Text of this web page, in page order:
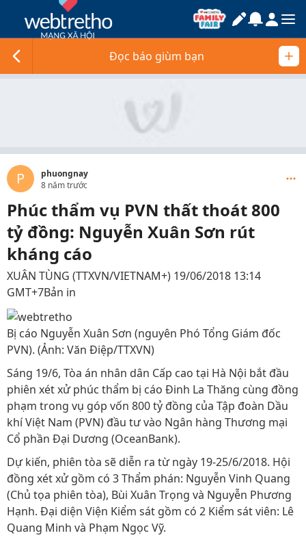
Đọc báo giùm bạn
P
phuongnay
8 năm trước
Phúc thẩm vụ PVN thất thoát 800
tỷ đồng: Nguyễn Xuân Sơn rút
kháng cáo
XUÂN TÙNG (TTXVN/VIETNAM+) 19/06/2018 13:14
GMT+7Bản in
Bị cáo Nguyễn Xuân Sơn (nguyên Phó Tổng Giám đốc
PVN). (Ảnh: Văn Điệp/TTXVN)
Sáng 19/6, Tòa án nhân dân Cấp cao tại Hà Nội bắt đầu
phiên xét xử phúc thẩm bị cáo Đinh La Thăng cùng đồng
phạm trong vụ góp vốn 800 tỷ đồng của Tập đoàn Dầu
khí Việt Nam (PVN) đầu tư vào Ngân hàng Thương mại
Cổ phần Đại Dương (OceanBank).
Dự kiến, phiên tòa sẽ diễn ra từ ngày 19-25/6/2018. Hội
đồng xét xử gồm có 3 Thẩm phán: Nguyễn Vinh Quang
(Chủ tọa phiên tòa), Bùi Xuân Trọng và Nguyễn Phương
Hạnh. Đại diện Viện Kiểm sát gồm có 2 Kiểm sát viên: Lê
Quang Minh và Phạm Ngọc Vỹ.